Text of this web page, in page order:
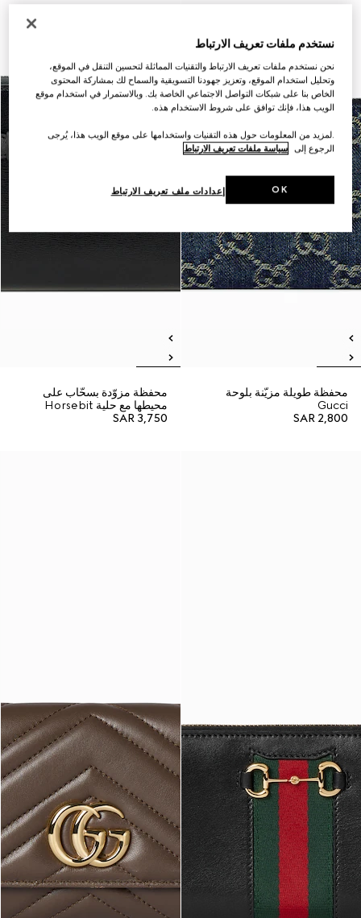
محفظة طويلة مزيّنة بلوحة
Gucci
SAR 2,800
محفظة مزوّدة بسحّاب على
محيطها مع حلية Horsebit
SAR 3,750
نستخدم ملفات تعريف الارتباط
نحن نستخدم ملفات تعريف الارتباط والتقنيات المماثلة لتحسين التنقل في الموقع،
وتحليل استخدام الموقع، وتعزيز جهودنا التسويقية والسماح لك بمشاركة المحتوى
الخاص بنا على شبكات التواصل الاجتماعي الخاصة بك. وبالاستمرار في استخدام موقع
الويب هذا، فإنك توافق على شروط الاستخدام هذه.
.لمزيد من المعلومات حول هذه التقنيات واستخدامها على موقع الويب هذا، يُرجى
الرجوع إلى سياسة ملفات تعريف الارتباط
إعدادات ملف تعريف الارتباط OK